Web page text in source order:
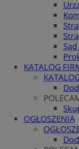
KATALOG
OGŁOSZENIA